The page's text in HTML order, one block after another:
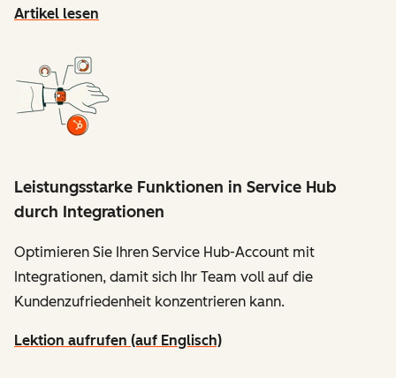
Artikel lesen
Leistungsstarke Funktionen in Service Hub
durch Integrationen
Optimieren Sie Ihren Service Hub-Account mit
Integrationen, damit sich Ihr Team voll auf die
Kundenzufriedenheit konzentrieren kann.
Lektion aufrufen (auf Englisch)